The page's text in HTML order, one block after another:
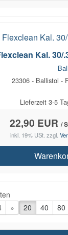
Kal. 30/
23306 - Ballistol -
Lieferzeit 3-5
22,90 EUR /
inkl. 19% USt. zzgl.
nächste Seite
» 20 40 80